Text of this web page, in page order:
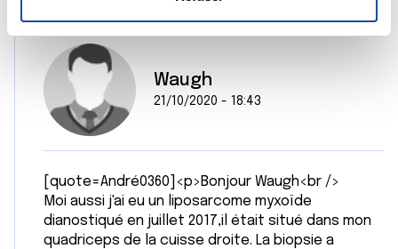
Les cookies nous permettent de personnaliser le contenu
et les annonces, d'offrir des fonctionnalités relatives aux
médias sociaux et d'analyser notre trafic. Nous
partageons également des informations sur l'utilisation de
notre site avec nos partenaires de médias sociaux, de
ou qu'ils ont collectées lors de votre utilisation de leurs
services.
t
Waugh
21/10/2020 - 18:43
[quote=André0360]<p>Bonjour Waugh<br />
Moi aussi j'ai eu un liposarcome myxoïde
dianostiqué en juillet 2017,il était situé dans mon
quadriceps de la cuisse droite. La biopsie a